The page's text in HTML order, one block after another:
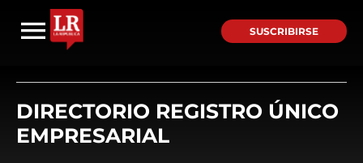
SUSCRIBIRSE
DIRECTORIO REGISTRO ÚNICO
EMPRESARIAL